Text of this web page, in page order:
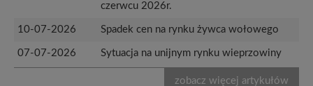
czerwcu 2026r.
10-07-2026 Spadek cen na rynku żywca wołowego
07-07-2026 Sytuacja na unijnym rynku wieprzowiny
zobacz więcej artykułów